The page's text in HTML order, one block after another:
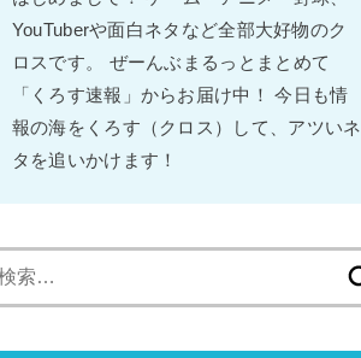
YouTuberや面白ネタなど全部大好物のク
ロスです。 ぜーんぶまるっとまとめて
「くろす速報」からお届け中！ 今日も情
報の海をくろす（クロス）して、アツいネ
タを追いかけます！